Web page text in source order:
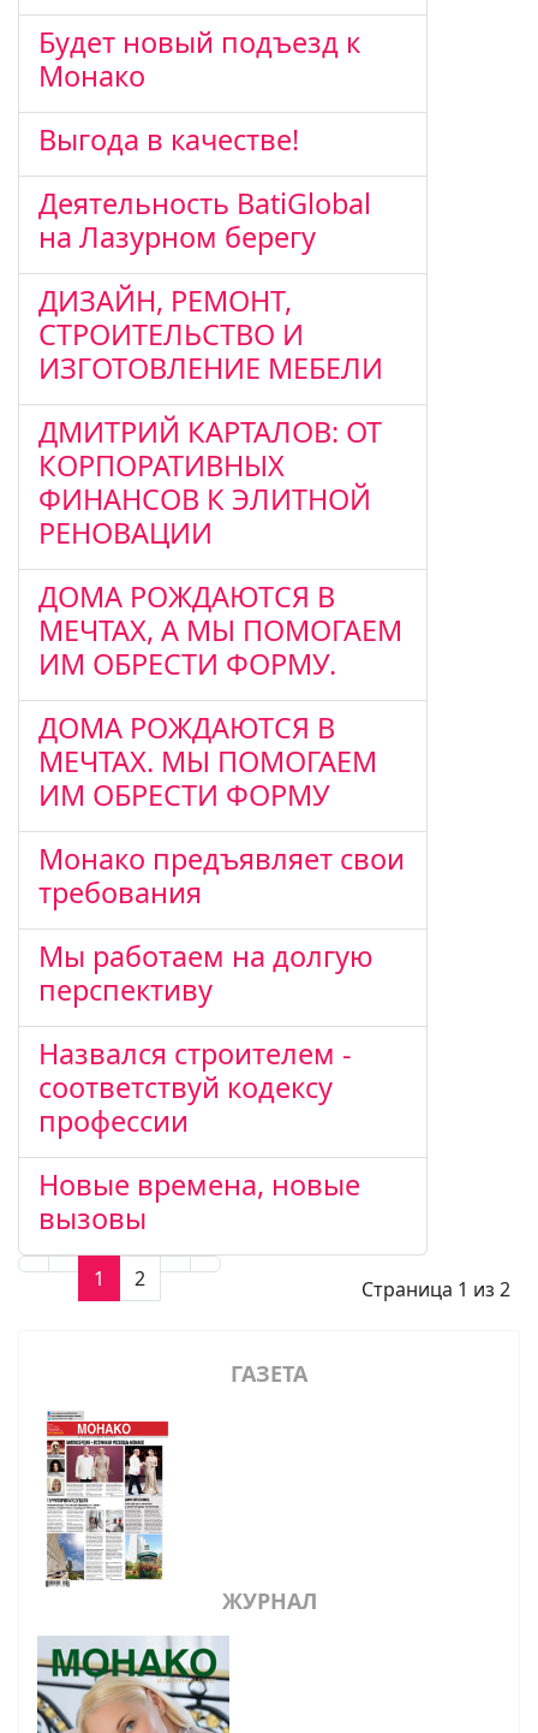
Будет новый подъезд к
Монако
Выгода в качестве!
Деятельность BatiGlobal
на Лазурном берегу
ДИЗАЙН, РЕМОНТ,
СТРОИТЕЛЬСТВО И
ИЗГОТОВЛЕНИЕ МЕБЕЛИ
ДМИТРИЙ КАРТАЛОВ: ОТ
КОРПОРАТИВНЫХ
ФИНАНСОВ К ЭЛИТНОЙ
РЕНОВАЦИИ
ДОМА РОЖДАЮТСЯ В
МЕЧТАХ, А МЫ ПОМОГАЕМ
ИМ ОБРЕСТИ ФОРМУ.
ДОМА РОЖДАЮТСЯ В
МЕЧТАХ. МЫ ПОМОГАЕМ
ИМ ОБРЕСТИ ФОРМУ
Монако предъявляет свои
требования
Мы работаем на долгую
перспективу
Назвался строителем -
соответствуй кодексу
профессии
Новые времена, новые
вызовы
Страница 1 из 2
1 2
ГАЗЕТА
ЖУРНАЛ